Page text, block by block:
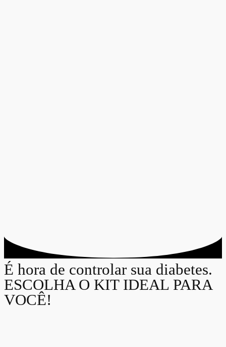
É hora de controlar sua diabetes.
ESCOLHA O KIT IDEAL PARA
VOCÊ!